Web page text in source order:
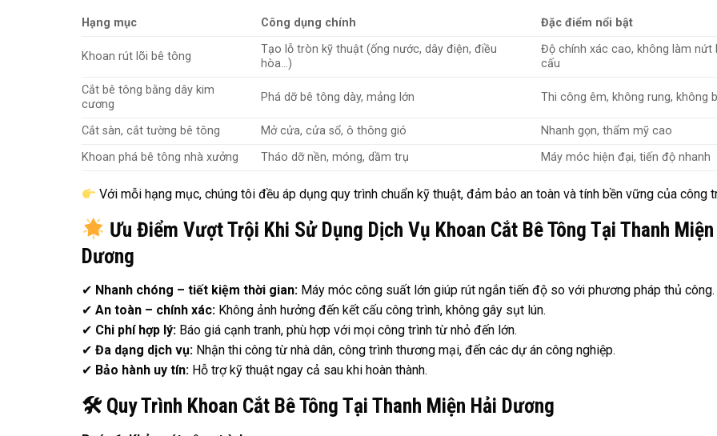
Hạng mục Công dụng chính Đặc điểm nổi bật
Khoan rút lõi bê tông
Tạo lỗ tròn kỹ thuật (ống nước, dây điện, điều
hòa…)
Độ chính xác cao, không làm nứt
cấu
Cắt bê tông bằng dây kim
cương
Phá dỡ bê tông dày, mảng lớn Thi công êm, không rung, không
Cắt sàn, cắt tường bê tông Mở cửa, cửa sổ, ô thông gió
Nhanh gọn, thẩm mỹ cao
Khoan phá bê tông nhà xưởng
Tháo dỡ nền, móng, dầm trụ Máy móc hiện đại, tiến độ nhanh
Với mỗi hạng mục, chúng tôi đều áp dụng quy trình chuẩn kỹ thuật, đảm bảo an toàn và tính bền vững của công
Ưu Điểm Vượt Trội Khi Sử Dụng Dịch Vụ Khoan Cắt Bê Tông Tại Thanh
Dương
✔ Nhanh chóng – tiết kiệm thời gian: Máy móc công suất lớn giúp rút ngắn tiến độ so với phương pháp thủ công.
✔ An toàn – chính xác: Không ảnh hưởng đến kết cấu công trình, không gây sụt lún.
✔ Chi phí hợp lý: Báo giá cạnh tranh, phù hợp với mọi công trình từ nhỏ đến lớn.
✔ Đa dạng dịch vụ: Nhận thi công từ nhà dân, công trình thương mại, đến các dự án công nghiệp.
✔ Bảo hành uy tín: Hỗ trợ kỹ thuật ngay cả sau khi hoàn thành.
🛠 Quy Trình Khoan Cắt Bê Tông Tại Thanh Miện Hải Dương